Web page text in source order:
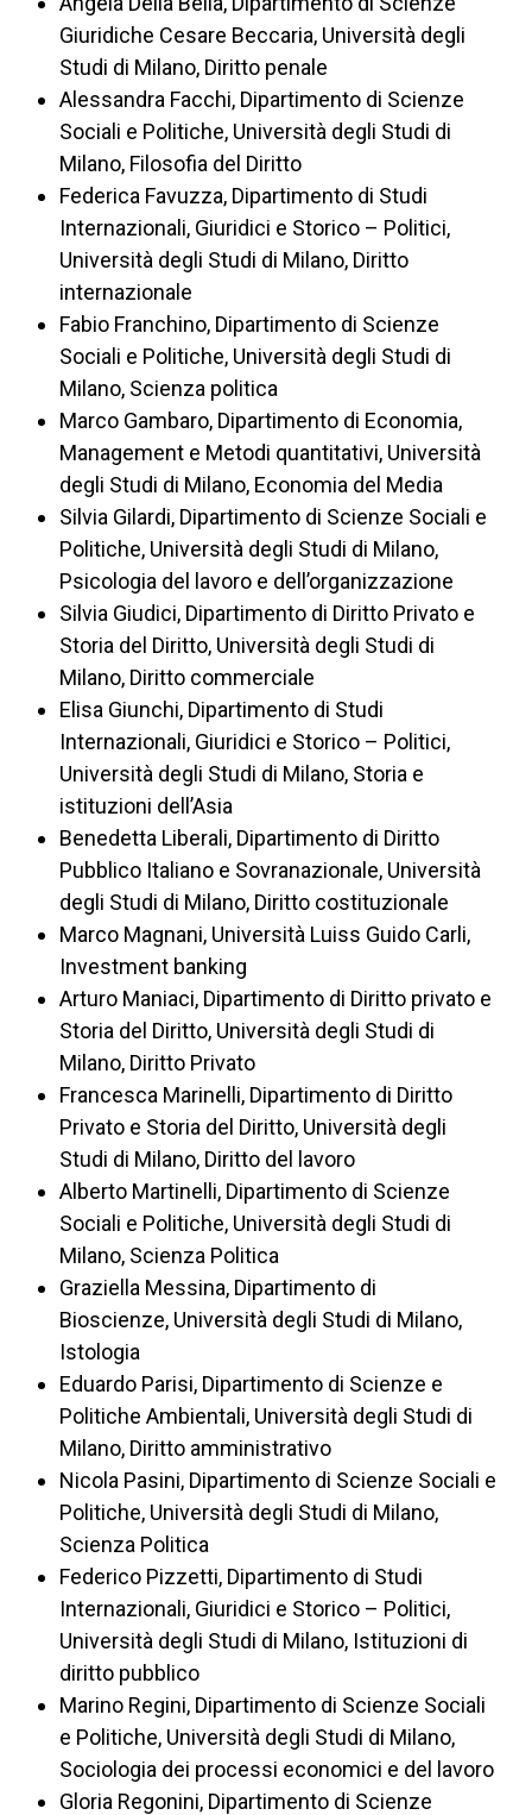
Giuridiche Cesare Beccaria, Università degli
Studi di Milano, Diritto penale
Alessandra Facchi, Dipartimento di Scienze
Sociali e Politiche, Università degli Studi di
Milano, Filosofia del Diritto
Federica Favuzza, Dipartimento di Studi
Internazionali, Giuridici e Storico – Politici,
Università degli Studi di Milano, Diritto
internazionale
Fabio Franchino, Dipartimento di Scienze
Sociali e Politiche, Università degli Studi di
Milano, Scienza politica
Marco Gambaro, Dipartimento di Economia,
Management e Metodi quantitativi, Università
degli Studi di Milano, Economia del Media
Silvia Gilardi, Dipartimento di Scienze Sociali e
Politiche, Università degli Studi di Milano,
Psicologia del lavoro e dell’organizzazione
Silvia Giudici, Dipartimento di Diritto Privato e
Storia del Diritto, Università degli Studi di
Milano, Diritto commerciale
Elisa Giunchi, Dipartimento di Studi
Internazionali, Giuridici e Storico – Politici,
Università degli Studi di Milano, Storia e
istituzioni dell’Asia
Benedetta Liberali, Dipartimento di Diritto
Pubblico Italiano e Sovranazionale, Università
degli Studi di Milano, Diritto costituzionale
Marco Magnani, Università Luiss Guido Carli,
Investment banking
Arturo Maniaci, Dipartimento di Diritto privato e
Storia del Diritto, Università degli Studi di
Milano, Diritto Privato
Francesca Marinelli, Dipartimento di Diritto
Privato e Storia del Diritto, Università degli
Studi di Milano, Diritto del lavoro
Alberto Martinelli, Dipartimento di Scienze
Sociali e Politiche, Università degli Studi di
Milano, Scienza Politica
Graziella Messina, Dipartimento di
Bioscienze, Università degli Studi di Milano,
Istologia
Eduardo Parisi, Dipartimento di Scienze e
Politiche Ambientali, Università degli Studi di
Milano, Diritto amministrativo
Nicola Pasini, Dipartimento di Scienze Sociali e
Politiche, Università degli Studi di Milano,
Scienza Politica
Federico Pizzetti, Dipartimento di Studi
Internazionali, Giuridici e Storico – Politici,
Università degli Studi di Milano, Istituzioni di
diritto pubblico
Marino Regini, Dipartimento di Scienze Sociali
e Politiche, Università degli Studi di Milano,
Sociologia dei processi economici e del lavoro
Gloria Regonini, Dipartimento di Scienze